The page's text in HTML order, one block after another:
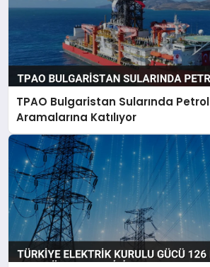
TPAO Bulgaristan Sularında
Aramalarına Katılıyor